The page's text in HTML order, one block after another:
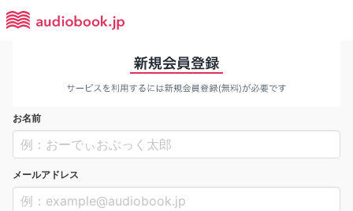
お名前
メールアドレス